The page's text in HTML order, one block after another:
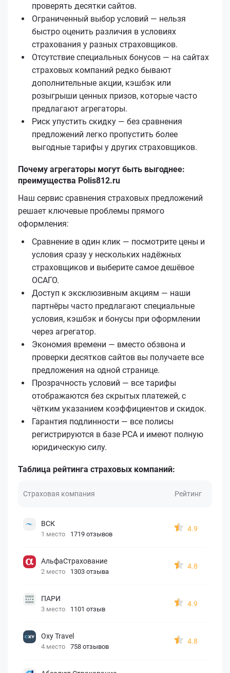
проверять десятки сайтов.
Ограниченный выбор условий — нельзя
быстро оценить различия в условиях
страхования у разных страховщиков.
Отсутствие специальных бонусов — на сайтах
страховых компаний редко бывают
дополнительные акции, кэшбэк или
розыгрыши ценных призов, которые часто
предлагают агрегаторы.
Риск упустить скидку — без сравнения
предложений легко пропустить более
выгодные тарифы у других страховщиков.
Почему агрегаторы могут быть выгоднее:
преимущества Polis812.ru
Наш сервис сравнения страховых предложений
решает ключевые проблемы прямого
оформления:
Сравнение в один клик — посмотрите цены и
условия сразу у нескольких надёжных
страховщиков и выберите самое дешёвое
ОСАГО.
Доступ к эксклюзивным акциям — наши
партнёры часто предлагают специальные
условия, кэшбэк и бонусы при оформлении
через агрегатор.
Экономия времени — вместо обзвона и
проверки десятков сайтов вы получаете все
предложения на одной странице.
Прозрачность условий — все тарифы
отображаются без скрытых платежей, с
чётким указанием коэффициентов и скидок.
Гарантия подлинности — все полисы
регистрируются в базе РСА и имеют полную
юридическую силу.
Таблица рейтинга страховых компаний:
Страховая компания Рейтинг
ВСК
1 место 1719 отзывов
4.9
АльфаСтрахование
2 место 1303 отзыва
4.8
ПАРИ
3 место 1101 отзыв
4.9
Oxy Travel
4 место 758 отзывов
4.8